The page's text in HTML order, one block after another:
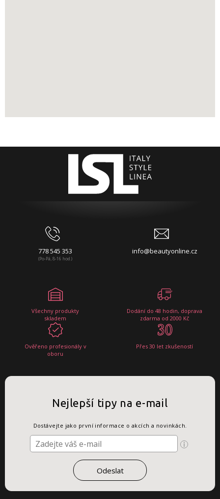
778 545 353
(Po-Pá, 8-16 hod.)
info@beautyonline.cz
Všechny produkty
skladem
Dodání do 48 hodin, doprava
zdarma od 2000 Kč
Ověřeno profesionály v
oboru
Přes 30 let zkušeností
Nejlepší tipy na e-mail
Dostávejte jako první informace o akcích a novinkách.